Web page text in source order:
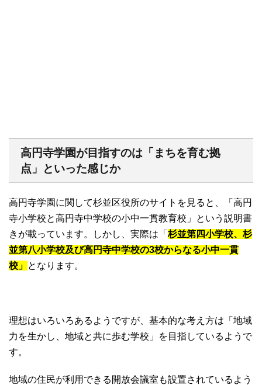
高円寺学園が目指すのは「まちを育む拠
点」といった感じか
高円寺学園に関して杉並区役所のサイトを見ると、「高円
寺小学校と高円寺中学校の小中一貫教育校」という説明書
きが載っています。しかし、実際は「 杉並第四小学校、杉
並第八小学校及び高円寺中学校の3校からなる小中一貫
校」 となります。
理想はいろいろあるようですが、基本的な考え方は「地域
力を生かし、地域と共に歩む学校」を目指しているようで
す。
地域の住民が利用できる開放会議室も設置されているよう